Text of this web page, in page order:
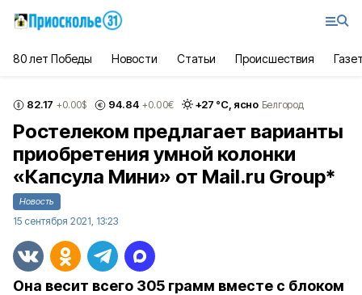
80 лет Победы Новости Статьи Происшествия
82.17 +0.00$ 94.84 +0.00€ +27 °С, ясно Белгород
Ростелеком предлагает варианты
приобретения умной колонки
«Капсула Мини» от Mail.ru Group*
Новость
15 сентября 2021, 13:23
Она весит всего 305 грамм вместе с блоком